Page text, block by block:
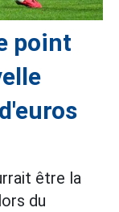
point
être la
lors du